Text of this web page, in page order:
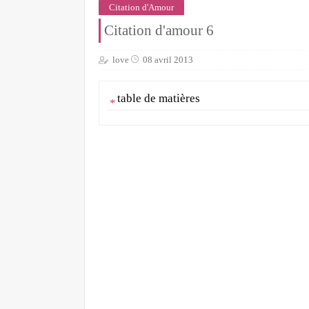
Citation d'Amour
Citation d'amour 6
love 08 avril 2013
table de matières